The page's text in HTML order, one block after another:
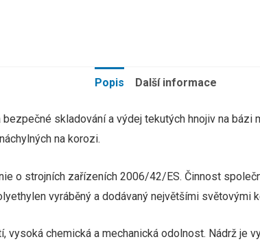
Popis Další informace
skladování a výdej tekutých hnojiv na bázi
na korozi.
o strojních zařízeních 2006/42/ES. Činnost
vyráběný a dodávaný největšími světovými
vysoká chemická a mechanická odolnost. Nádrž je